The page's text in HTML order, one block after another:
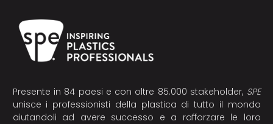
Presente in 84 paesi e con oltre 85.000 stakeholder, SPE
unisce i professionisti della plastica di tutto il mondo
aiutandoli ad avere successo e a rafforzare le loro